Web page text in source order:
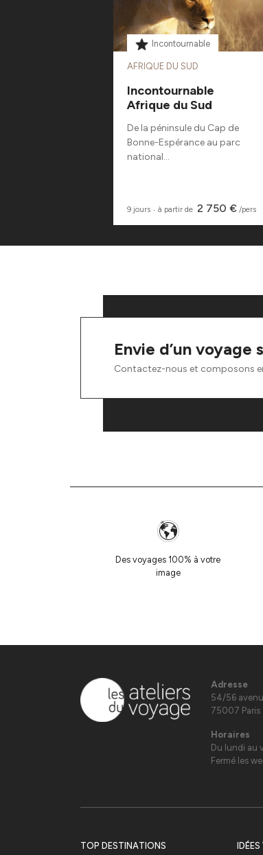
Incontournable
AFRIQUE DU SUD
Incontournable
Afrique du Sud
De la péninsule du Cap de
Bonne-Espérance au parc
national...
9 jours ‧ à partir de 2 750 € /pers
Envie d’un voyage
Contactez-nous et composons
Des voyages 100% à votre
image
Adresse
54/56
75007 Paris
Horaires
Du lundi au
Fermé les
TOP DESTINATIONS